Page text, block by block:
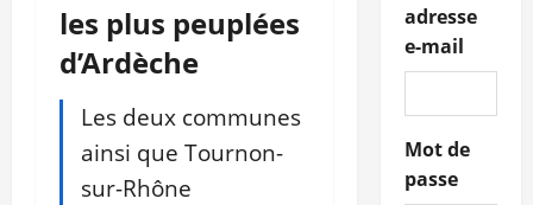
les plus peuplées
d’Ardèche
Les deux communes
ainsi que Tournon-
sur-Rhône
adresse
e-mail
Mot de
passe